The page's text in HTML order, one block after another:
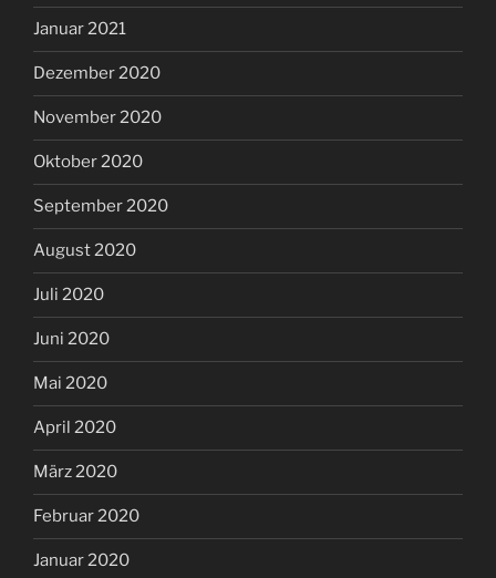
Januar 2021
Dezember 2020
November 2020
Oktober 2020
September 2020
August 2020
Juli 2020
Juni 2020
Mai 2020
April 2020
März 2020
Februar 2020
Januar 2020